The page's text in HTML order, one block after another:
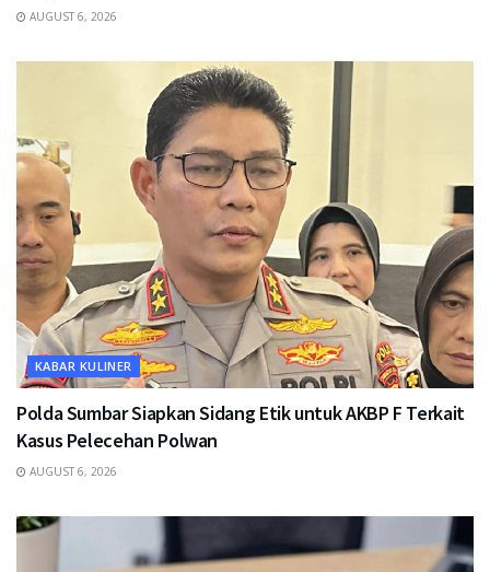
AUGUST 6, 2026
KABAR KULINER
Polda Sumbar Siapkan Sidang Etik untuk AKBP F Terkait
Kasus Pelecehan Polwan
AUGUST 6, 2026